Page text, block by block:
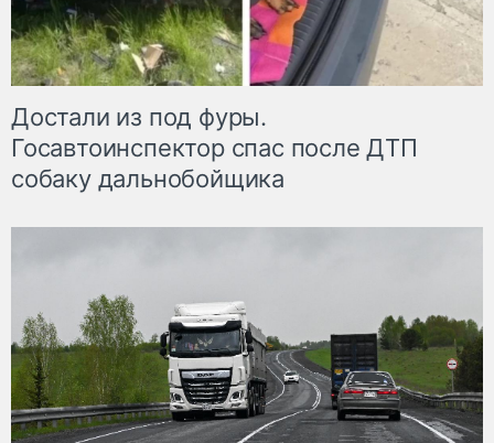
Достали из под фуры.
Госавтоинспектор спас после ДТП
собаку дальнобойщика